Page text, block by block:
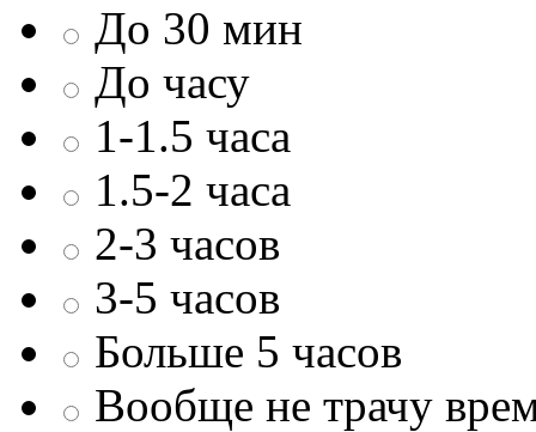
До 30 мин
До часу
1-1.5 часа
1.5-2 часа
2-3 часов
3-5 часов
Больше 5 часов
Вообще не трачу